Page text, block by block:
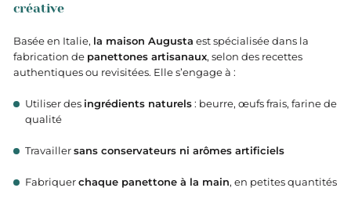
créative
Basée en Italie, la maison Augusta est spécialisée dans la
fabrication de panettones artisanaux, selon des recettes
authentiques ou revisitées. Elle s’engage à :
Utiliser des ingrédients naturels: beurre, œufs frais, farine de
qualité
Travaillersans conservateurs ni arômes artificiels
Fabriquerchaque panettone à la main, en petites quantités